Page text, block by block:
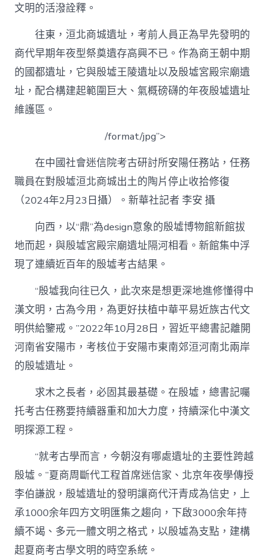
文明的活潑詮釋。
往東，洹北商城遺址，考前人員正為早先發明的
商代早期年夜型祭奠遺存高興不已。作為商王朝中期
的國都遺址，它與殷墟王陵遺址以及殷墟宮殿宗廟遺
址，配合構建起範圍巨大、氣概磅礴的年夜殷墟遺址
維護區。
/format/jpg”>
在中國社會迷信院考古研討所安陽任務站，任務
職員在對殷墟洹北商城出土的陶片停止收拾修復
（2024年2月23日攝）。新華社記者 李安 攝
向西，以“鼎”為design意象的殷墟博物館新館拔
地而起，與殷墟宮殿宗廟遺址隔河相看。新館集中浮
現了連續近百年的殷墟考古結果。
“殷墟我向往已久，此次來是想更深地進修懂得中
漢文明，古為今用，為更好扶植中華平易近族古代文
明供給鑒戒。”2022年10月28日，習近平總書記離開
河南省安陽市，考核位于安陽市東南郊洹河南北兩岸
的殷墟遺址。
求木之長者，必固其最基礎。在殷墟，總書記囑
托考古任務要持續器重和加大力度，持續深化中漢文
明探源工程。
“就考古學而言，今朝沒有哪處遺址的主要性跨越
殷墟。”夏商周斷代工程首席迷信家、北京年夜學傳授
李伯謙說，殷墟遺址的發明讓商代汗青成為信史，上
承1000余年四方文明匯集之趨向，下啟3000余年持
續不竭、多元一體文明之格式，以殷墟為支點，建構
起夏商考古學文明的時空系統。